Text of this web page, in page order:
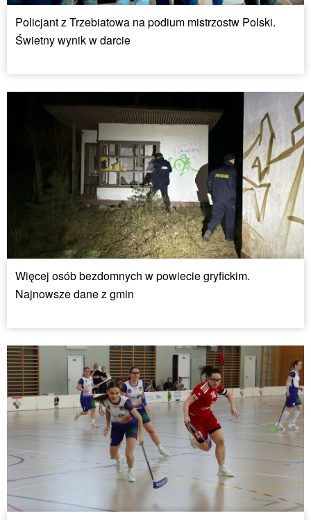
Policjant z Trzebiatowa na podium mistrzostw Polski.
Świetny wynik w darcie
Więcej osób bezdomnych w powiecie gryfickim.
Najnowsze dane z gmin